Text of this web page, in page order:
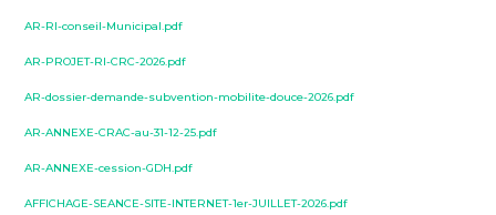
AR-RI-conseil-Municipal.pdf
AR-PROJET-RI-CRC-2026.pdf
AR-dossier-demande-subvention-mobilite-douce-2026.pdf
AR-ANNEXE-CRAC-au-31-12-25.pdf
AR-ANNEXE-cession-GDH.pdf
AFFICHAGE-SEANCE-SITE-INTERNET-1er-JUILLET-2026.pdf